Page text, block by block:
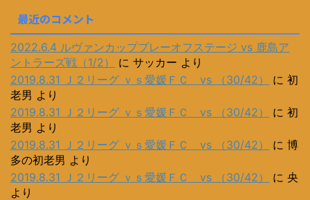
最近のコメント
2022.6.4 ルヴァンカッププレーオフステージ vs 鹿島ア
ントラーズ戦（1/2）
に サッカー より
2019.8.31 Ｊ２リーグ ｖｓ愛媛ＦＣ vs （30/42）
に 初
老男 より
2019.8.31 Ｊ２リーグ ｖｓ愛媛ＦＣ vs （30/42）
に 初
老男 より
2019.8.31 Ｊ２リーグ ｖｓ愛媛ＦＣ vs （30/42）
に 博
多の初老男 より
2019.8.31 Ｊ２リーグ ｖｓ愛媛ＦＣ vs （30/42）
に 央
より